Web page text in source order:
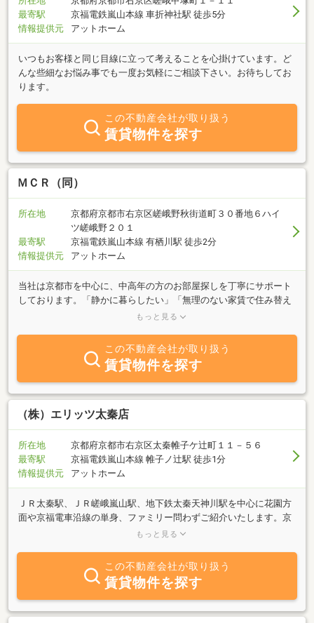
最寄駅
京福電鉄嵐山本線 車折神社駅 徒歩5分
情報提供元
アットホーム
いつもお客様と同じ目線に立って考えることを心掛けています。ど
んな些細なお悩み事でも一度お気軽にご相談下さい。お待ちしてお
ります。
この不動産会社が取り扱う
賃貸物件を探す
ＭＣＲ（同）
所在地
京都府京都市右京区嵯峨野秋街道町３０番地６ハイ
ツ嵯峨野２０１
最寄駅
京福電鉄嵐山本線 有栖川駅 徒歩2分
情報提供元
アットホーム
当社は京都市を中心に、中高年の方のお部屋探しを丁寧にサポート
しております。「静かに暮らしたい」「無理のない家賃で住み替え
たい」「安心して長く住める物件を探したい」など、それぞれのご
住み替えで不安をお持ちの方にも安心していただけるよう、分かり
やすい説明と丁寧な対応を心がけています。地域に根ざした不動産
会社として、周辺環境や生活のしやすさも含めてご案内いたしま
す。「相談してよかった」と思っていただけるよう、無理な営業は
行わず、一人ひとりに合ったお部屋探しをお手伝いします。お気軽
にご相談ください。
もっと見る
この不動産会社が取り扱う
賃貸物件を探す
（株）エリッツ太秦店
所在地
京都府京都市右京区太秦帷子ケ辻町１１－５６
最寄駅
京福電鉄嵐山本線 帷子ノ辻駅 徒歩1分
情報提供元
アットホーム
ＪＲ太秦駅、ＪＲ嵯峨嵐山駅、地下鉄太秦天神川駅を中心に花園方
面や京福電車沿線の単身、ファミリー問わずご紹介いたします。京
都嵯峨芸術大学、京都栄養医療専門学校、京都先端科学大学などの
い。地下鉄太秦天神川駅が出来て、市内中心部にも出やすくなりま
した。太秦天神川駅は始発駅なので座って通勤できます。貸家、ペ
ットなど他エリアでは少ない賃貸物件も太秦エリアは多く取り扱っ
ておりますので、お気軽にご相談ください。学区限定のお部屋探
し、地域限定の部屋探しなど豊富な物件の中から希望にあう物件を
もっと見る
この不動産会社が取り扱う
賃貸物件を探す